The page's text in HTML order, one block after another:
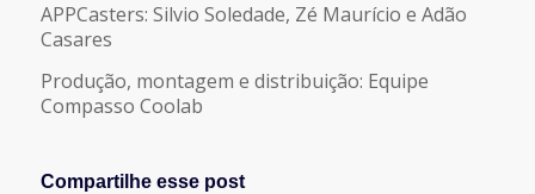
APPCasters: Silvio Soledade, Zé Maurício e Adão
Casares
Produção, montagem e distribuição: Equipe
Compasso Coolab
Compartilhe esse post